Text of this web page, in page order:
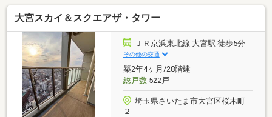
用施設…富士山の眺めを楽しめる高層階ラウンジや、
フィットネスジム、ゲストルーム等 充実した共用施
設を活用できます。・ターミナル駅「大宮」徒歩9
分 …都心へのアクセスや新幹線でのご旅行にも便利
な大宮駅からアクセス良好 氷川参道にも近く自然の
豊かさも兼ね備えた立地
大宮スカイ＆スクエアザ・タワー
ＪＲ京浜東北線 大宮駅 徒歩5分
その他の交通
築2年4ヶ月/28階建
総戸数522戸
埼玉県さいたま市大宮区桜木町
２